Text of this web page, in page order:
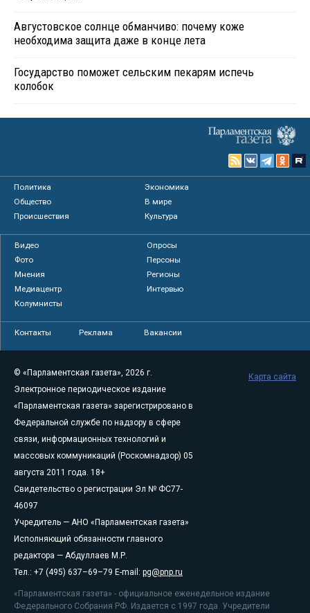
Августовское солнце обманчиво: почему коже
необходима защита даже в конце лета
Государство поможет сельским пекарям испечь
колобок
Политика
Экономика
Общество
В мире
Происшествия
Культура
Видео
Опросы
Фото
Персоны
Мнения
Регионы
Медиацентр
Интервью
Колумнисты
Контакты Реклама Вакансии
© «Парламентская газета», 2026 г.
Электронное периодическое издание
«Парламентская газета» зарегистрировано в
Федеральной службе по надзору в сфере
связи, информационных технологий и
массовых коммуникаций (Роскомнадзор) 05
августа 2011 года. 18+
Свидетельство о регистрации Эл № ФС77-
46097
Учредитель — АНО «Парламентская газета»
Исполняющий обязанности главного
редактора — Абдуллаев М.Р.
Тел.: +7 (495) 637–69–79 E-mail: pg@pnp.ru
«Парламентская газета» - официальное еженедельное издание
Федерального Собрания РФ. Издается с 1997 года. Учредители
Карта сайта